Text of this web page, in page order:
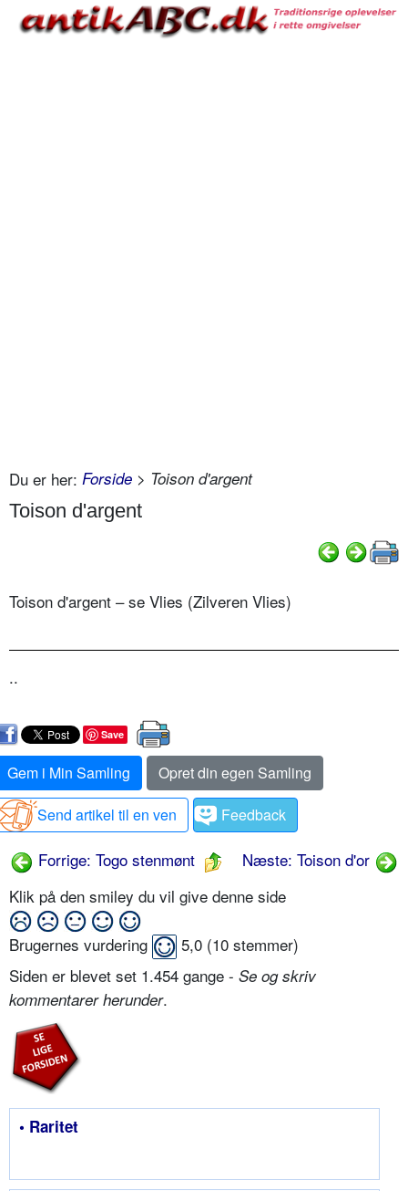
Du er her: Forside > Toison d'argent
Toison d'argent
Toison d'argent – se Vlies (Zilveren Vlies)
..
Save
Gem i Min Samling
Opret din egen Samling
Send artikel til en ven
Feedback
Forrige: Togo stenmønt
Næste: Toison d'or
Klik på den smiley du vil give denne side
Brugernes vurdering 5,0 (10 stemmer)
Siden er blevet set 1.454 gange - Se og skriv
kommentarer herunder.
• Raritet